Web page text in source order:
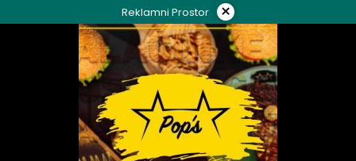
to
Reklamni Prostor ×